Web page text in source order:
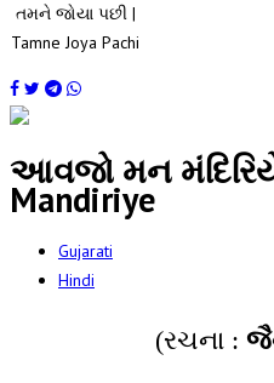
તમને જોયા પછી |
Tamne Joya Pachi
આવજો મન
Mandiriye
Gujarati
Hindi
(રચના :